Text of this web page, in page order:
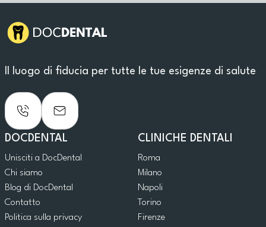
Il luogo di fiducia per tutte le tue esigenze di salute
DOCDENTAL
Unisciti a DocDental
Chi siamo
Blog di DocDental
Contatto
Politica sulla privacy
CLINICHE DENTALI
Roma
Milano
Napoli
Torino
Firenze